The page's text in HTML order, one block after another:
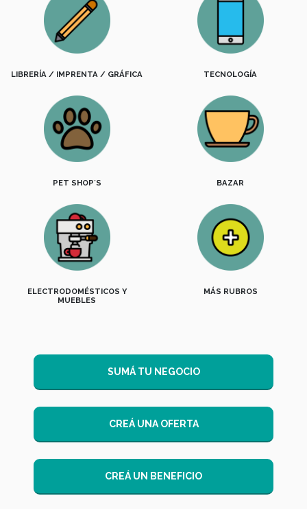
LIBRERÍA / IMPRENTA / GRÁFICA TECNOLOGÍA
PET SHOP´S BAZAR
ELECTRODOMÉSTICOS Y
MUEBLES
MÁS RUBROS
SUMÁ TU NEGOCIO
CREÁ UNA OFERTA
CREÁ UN BENEFICIO